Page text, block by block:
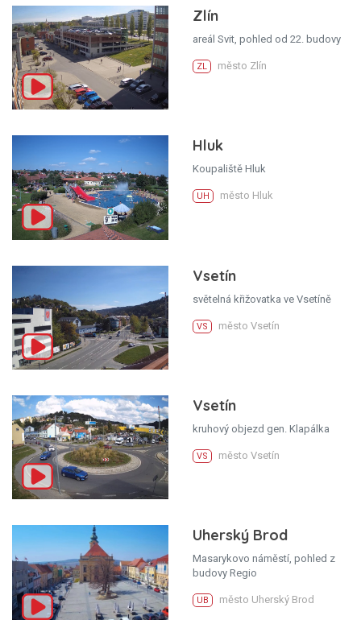
Zlín
areál Svit, pohled od 22. budovy
ZL město Zlín
Hluk
Koupaliště Hluk
UH město Hluk
Vsetín
světelná křižovatka ve Vsetíně
VS město Vsetín
Vsetín
kruhový objezd gen. Klapálka
VS město Vsetín
Uherský Brod
Masarykovo náměstí, pohled z
budovy Regio
UB město Uherský Brod